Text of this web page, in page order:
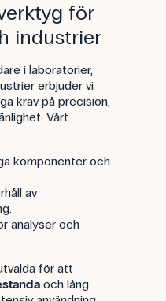
för
industrier
i laboratorier,
erbjuder vi
krav på precision,
Vårt
komponenter och
av
analyser och
för att
och lång